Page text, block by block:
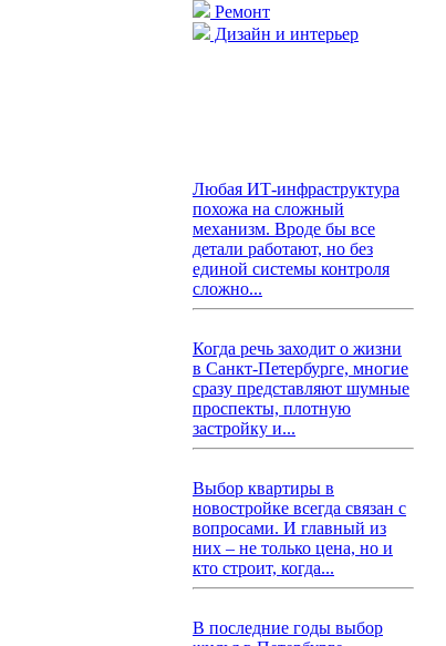
Ремонт
Дизайн и интерьер
Любая ИТ-инфраструктура
похожа на сложный
механизм. Вроде бы все
детали работают, но без
единой системы контроля
сложно...
Когда речь заходит о жизни
в Санкт-Петербурге, многие
сразу представляют шумные
проспекты, плотную
застройку и...
Выбор квартиры в
новостройке всегда связан с
вопросами. И главный из
них – не только цена, но и
кто строит, когда...
В последние годы выбор